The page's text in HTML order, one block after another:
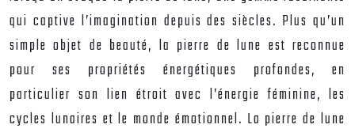
qui captive l’imagination depuis des siècles. Plus qu’un
simple objet de beauté, la pierre de lune est reconnue
pour ses propriétés énergétiques profondes, en
particulier son lien étroit avec l’énergie féminine, les
cycles lunaires et le monde émotionnel. La pierre de lune